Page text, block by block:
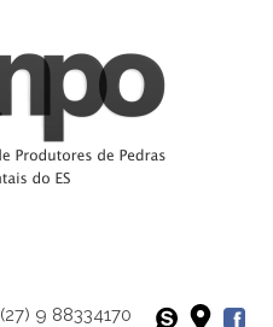
(27) 9 88334170